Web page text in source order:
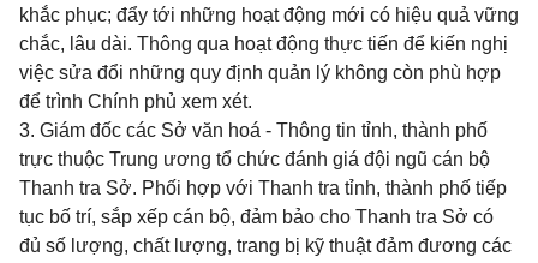
khắc phục; đẩy tới những hoạt động mới có hiệu quả vững
chắc, lâu dài. Thông qua hoạt động thực tiến để kiến nghị
việc sửa đổi những quy định quản lý không còn phù hợp
để trình Chính phủ xem xét.
3. Giám đốc các Sở văn hoá - Thông tin tỉnh, thành phố
trực thuộc Trung ương tổ chức đánh giá đội ngũ cán bộ
Thanh tra Sở. Phối hợp với Thanh tra tỉnh, thành phố tiếp
tục bố trí, sắp xếp cán bộ, đảm bảo cho Thanh tra Sở có
đủ số lượng, chất lượng, trang bị kỹ thuật đảm đương các